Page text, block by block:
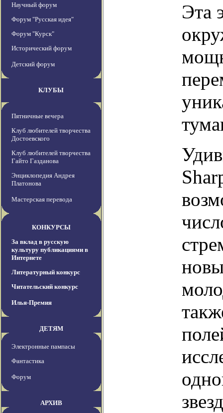
Научный форум
Форум "Русская идея"
Форум "Курск"
Исторический форум
Детский форум
КЛУБЫ
Пятничные вечера
Клуб любителей творчества
Достоевского
Клуб любителей творчества
Гайто Газданова
Энциклопедия Андрея
Платонова
Мастерская перевода
КОНКУРСЫ
За вклад в русскую
культуру публикациями в
Интернете
Литературный конкурс
Читательский конкурс
Илья-Премия
ДЕТЯМ
Электронные пампасы
Фантастика
Форум
АРХИВ
Эта